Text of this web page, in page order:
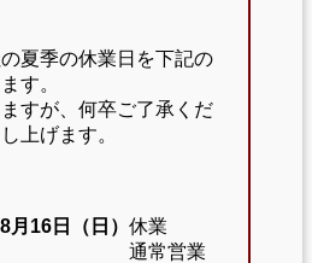
夏季の休業日を下記の
す。
すが、何卒ご了承くだ
上げます。
8月16日（日） 休業
通常営業